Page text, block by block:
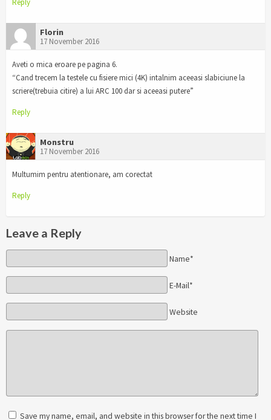
Reply
Florin
17 November 2016
Aveti o mica eroare pe pagina 6.
“Cand trecem la testele cu fisiere mici (4K) intalnim aceeasi slabiciune la
scriere(trebuia citire) a lui ARC 100 dar si aceeasi putere”
Reply
Monstru
17 November 2016
Multumim pentru atentionare, am corectat
Reply
Leave a Reply
Name*
E-Mail*
Website
Save my name, email, and website in this browser for the next time I